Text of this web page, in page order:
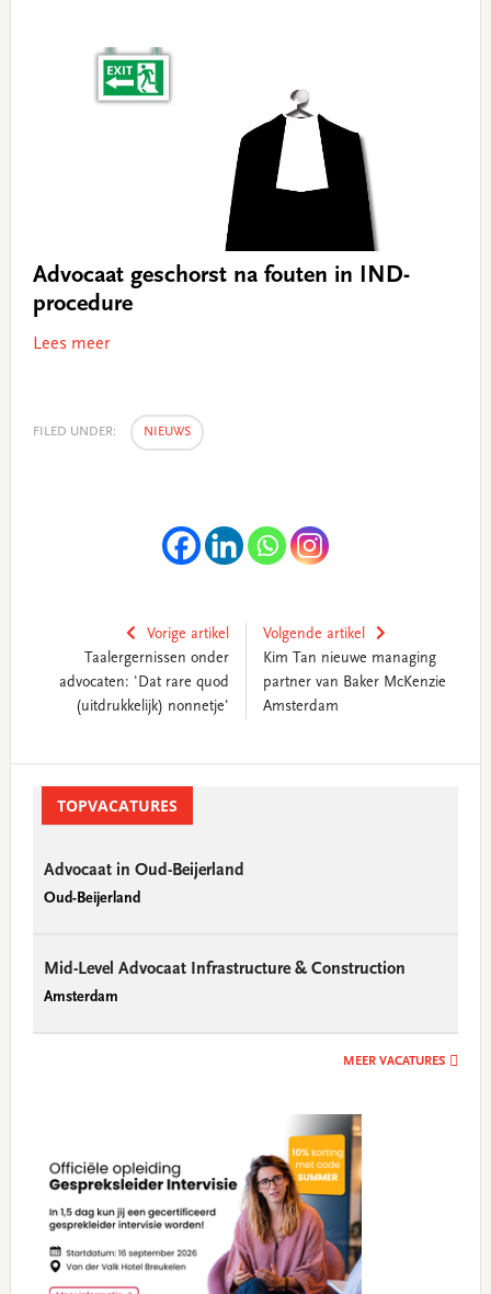
Advocaat geschorst na fouten in IND-
procedure
Lees meer
FILED UNDER: NIEUWS
Vorige artikel
Taalergernissen onder
advocaten: 'Dat rare quod
(uitdrukkelijk) nonnetje'
Volgende artikel
Kim Tan nieuwe managing
partner van Baker McKenzie
Amsterdam
SidebarTOPVACATURES
Advocaat in Oud-Beijerland
Oud-Beijerland
Mid-Level Advocaat Infrastructure & Construction
Amsterdam
MEER VACATURES